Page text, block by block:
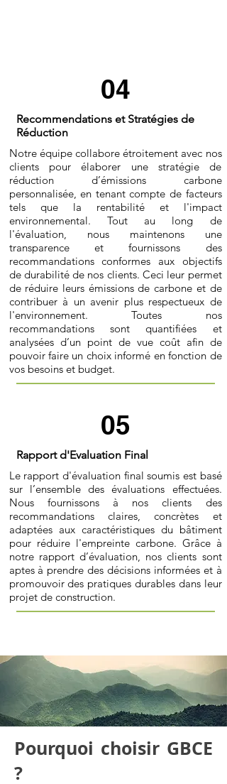
04
Recommendations et Stratégies de
Réduction
Notre équipe collabore étroitement avec nos
clients pour élaborer une stratégie de
réduction d’émissions carbone
personnalisée, en tenant compte de facteurs
tels que la rentabilité et l'impact
environnemental. Tout au long de
l'évaluation, nous maintenons une
transparence et fournissons des
recommandations conformes aux objectifs
de durabilité de nos clients. Ceci leur permet
de réduire leurs émissions de carbone et de
contribuer à un avenir plus respectueux de
l'environnement. Toutes nos
recommandations sont quantifiées et
analysées d’un point de vue coût afin de
pouvoir faire un choix informé en fonction de
vos besoins et budget.
05
Rapport d'Evaluation Final
Le rapport d'évaluation final soumis est basé
sur l’ensemble des évaluations effectuées.
Nous fournissons à nos clients des
recommandations claires, concrètes et
adaptées aux caractéristiques du bâtiment
pour réduire l'empreinte carbone. Grâce à
notre rapport d’évaluation, nos clients sont
aptes à prendre des décisions informées et à
promouvoir des pratiques durables dans leur
projet de construction.
Pourquoi choisir GBCE
?